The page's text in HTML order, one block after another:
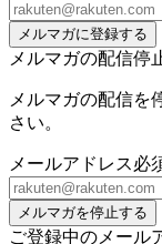
メルマガに登録する
メルマガの配信停
メルマガの配信を
さい。
メールアドレス必
メルマガを停止する
ご登録中のメール